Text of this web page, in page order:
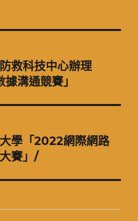
救科技中心辦理
據溝通競賽」
學「2022網際網路
賽」/